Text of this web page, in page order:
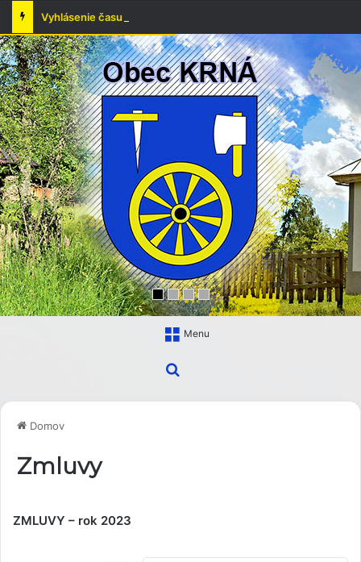
Menu
Domov
Zmluvy
ZMLUVY – rok 2023